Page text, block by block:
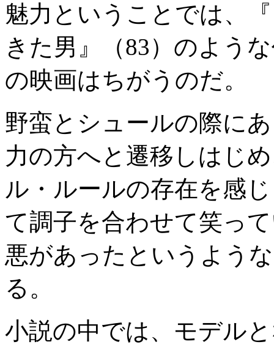
魅力ということでは、
きた男』（83）のよう
の映画はちがうのだ。
野蛮とシュールの際に
力の方へと遷移しはじ
ル・ルールの存在を感
て調子を合わせて笑っ
悪があったというよう
る。
小説の中では、モデル